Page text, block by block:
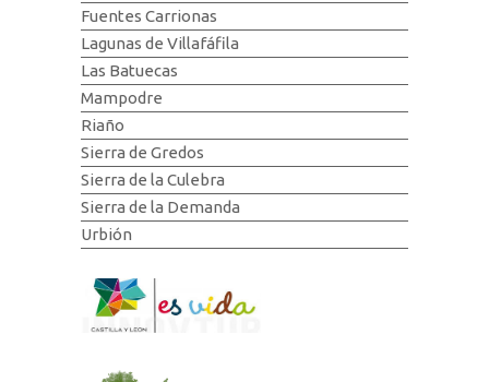
Fuentes Carrionas
Lagunas de Villafáfila
Las Batuecas
Mampodre
Riaño
Sierra de Gredos
Sierra de la Culebra
Sierra de la Demanda
Urbión